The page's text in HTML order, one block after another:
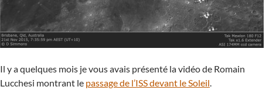
Il y a quelques mois je vous avais présenté la vidéo de Romain
Lucchesi montrant le passage de l’ISS devant le Soleil.